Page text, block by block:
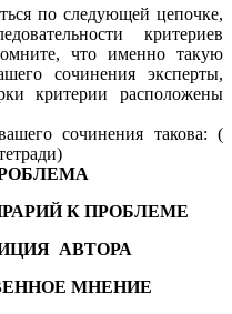
по следующей цепочке,
критериев
что именно такую
сочинения эксперты,
критерии расположены
сочинения такова: (
ПРОБЛЕМЕ
МНЕНИЕ